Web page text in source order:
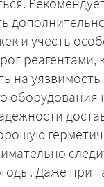
и учесть
реагентами,
на уязвимость
оборудования
Даже при
+7 (499)